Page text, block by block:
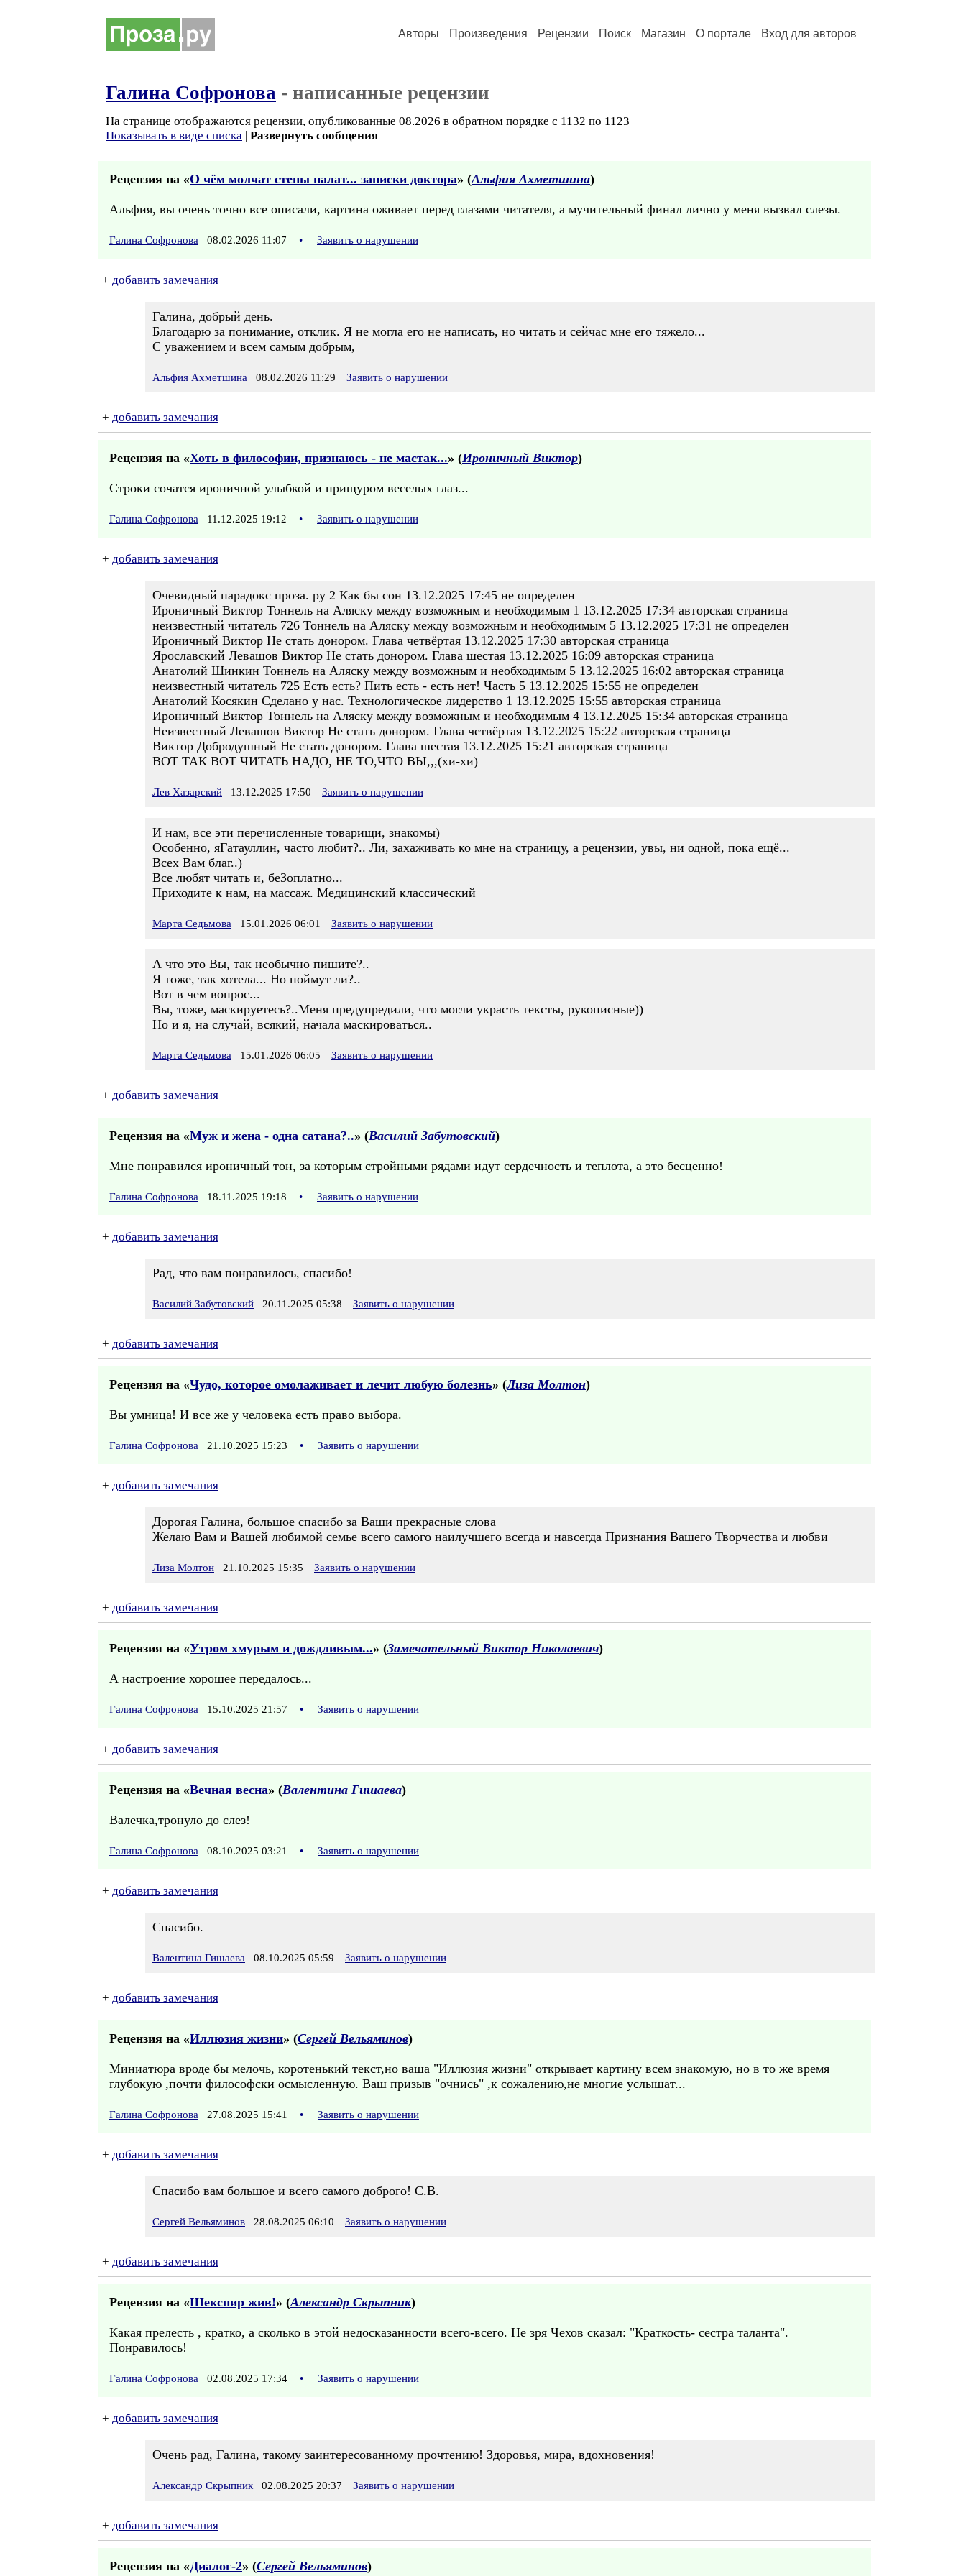
Авторы Произведения Рецензии Поиск Магазин О портале Вход для авторов
Галина Софронова - написанные рецензии
На странице отображаются рецензии, опубликованные 08.2026 в обратном порядке с 1132 по 1123
Показывать в виде списка | Развернуть сообщения
Рецензия на «О чём молчат стены палат... записки доктора» (Альфия Ахметшина)
Альфия, вы очень точно все описали, картина оживает перед глазами читателя, а мучительный финал лично у меня вызвал слезы.
Галина Софронова 08.02.2026 11:07 • Заявить о нарушении
+ добавить замечания
Галина, добрый день.
Благодарю за понимание, отклик. Я не могла его не написать, но читать и сейчас мне его тяжело...
С уважением и всем самым добрым,
Альфия Ахметшина 08.02.2026 11:29 Заявить о нарушении
+ добавить замечания
Рецензия на «Хоть в философии, признаюсь - не мастак...» (Ироничный Виктор)
Строки сочатся ироничной улыбкой и прищуром веселых глаз...
Галина Софронова 11.12.2025 19:12 • Заявить о нарушении
+ добавить замечания
Очевидный парадокс проза. ру 2 Как бы сон 13.12.2025 17:45 не определен
Ироничный Виктор Тоннель на Аляску между возможным и необходимым 1 13.12.2025 17:34 авторская страница
неизвестный читатель 726 Тоннель на Аляску между возможным и необходимым 5 13.12.2025 17:31 не определен
Ироничный Виктор Не стать донором. Глава четвёртая 13.12.2025 17:30 авторская страница
Ярославский Левашов Виктор Не стать донором. Глава шестая 13.12.2025 16:09 авторская страница
Анатолий Шинкин Тоннель на Аляску между возможным и необходимым 5 13.12.2025 16:02 авторская страница
неизвестный читатель 725 Есть есть? Пить есть - есть нет! Часть 5 13.12.2025 15:55 не определен
Анатолий Косякин Сделано у нас. Технологическое лидерство 1 13.12.2025 15:55 авторская страница
Ироничный Виктор Тоннель на Аляску между возможным и необходимым 4 13.12.2025 15:34 авторская страница
Неизвестный Левашов Виктор Не стать донором. Глава четвёртая 13.12.2025 15:22 авторская страница
Виктор Добродушный Не стать донором. Глава шестая 13.12.2025 15:21 авторская страница
ВОТ ТАК ВОТ ЧИТАТЬ НАДО, НЕ ТО,ЧТО ВЫ,,,(хи-хи)
Лев Хазарский 13.12.2025 17:50 Заявить о нарушении
И нам, все эти перечисленные товарищи, знакомы)
Особенно, яГатауллин, часто любит?.. Ли, захаживать ко мне на страницу, а рецензии, увы, ни одной, пока ещё...
Всех Вам благ..)
Все любят читать и, беЗоплатно...
Приходите к нам, на массаж. Медицинский классический
Марта Седьмова 15.01.2026 06:01 Заявить о нарушении
А что это Вы, так необычно пишите?..
Я тоже, так хотела... Но поймут ли?..
Вот в чем вопрос...
Вы, тоже, маскируетесь?..Меня предупредили, что могли украсть тексты, рукописные))
Но и я, на случай, всякий, начала маскироваться..
Марта Седьмова 15.01.2026 06:05 Заявить о нарушении
+ добавить замечания
Рецензия на «Муж и жена - одна сатана?..» (Василий Забутовский)
Мне понравился ироничный тон, за которым стройными рядами идут сердечность и теплота, а это бесценно!
Галина Софронова 18.11.2025 19:18 • Заявить о нарушении
+ добавить замечания
Рад, что вам понравилось, спасибо!
Василий Забутовский 20.11.2025 05:38 Заявить о нарушении
+ добавить замечания
Рецензия на «Чудо, которое омолаживает и лечит любую болезнь» (Лиза Молтон)
Вы умница! И все же у человека есть право выбора.
Галина Софронова 21.10.2025 15:23 • Заявить о нарушении
+ добавить замечания
Дорогая Галина, большое спасибо за Ваши прекрасные слова
Желаю Вам и Вашей любимой семье всего самого наилучшего всегда и навсегда Признания Вашего Творчества и любви
Лиза Молтон 21.10.2025 15:35 Заявить о нарушении
+ добавить замечания
Рецензия на «Утром хмурым и дождливым...» (Замечательный Виктор Николаевич)
А настроение хорошее передалось...
Галина Софронова 15.10.2025 21:57 • Заявить о нарушении
+ добавить замечания
Рецензия на «Вечная весна» (Валентина Гишаева)
Валечка,тронуло до слез!
Галина Софронова 08.10.2025 03:21 • Заявить о нарушении
+ добавить замечания
Спасибо.
Валентина Гишаева 08.10.2025 05:59 Заявить о нарушении
+ добавить замечания
Рецензия на «Иллюзия жизни» (Сергей Вельяминов)
Миниатюра вроде бы мелочь, коротенький текст,но ваша "Иллюзия жизни" открывает картину всем знакомую, но в то же время
глубокую ,почти философски осмысленную. Ваш призыв "очнись" ,к сожалению,не многие услышат...
Галина Софронова 27.08.2025 15:41 • Заявить о нарушении
+ добавить замечания
Спасибо вам большое и всего самого доброго! С.В.
Сергей Вельяминов 28.08.2025 06:10 Заявить о нарушении
+ добавить замечания
Рецензия на «Шекспир жив!» (Александр Скрыпник)
Какая прелесть , кратко, а сколько в этой недосказанности всего-всего. Не зря Чехов сказал: "Краткость- сестра таланта".
Понравилось!
Галина Софронова 02.08.2025 17:34 • Заявить о нарушении
+ добавить замечания
Очень рад, Галина, такому заинтересованному прочтению! Здоровья, мира, вдохновения!
Александр Скрыпник 02.08.2025 20:37 Заявить о нарушении
+ добавить замечания
Рецензия на «Диалог-2» (Сергей Вельяминов)